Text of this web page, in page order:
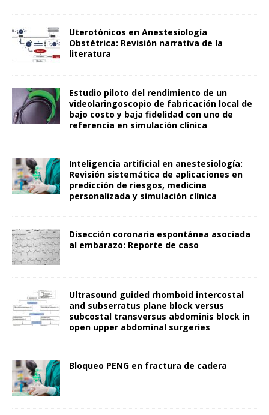
Uterotónicos en Anestesiología
Obstétrica: Revisión narrativa de la
literatura
Estudio piloto del rendimiento de un
videolaringoscopio de fabricación local de
bajo costo y baja fidelidad con uno de
referencia en simulación clínica
Inteligencia artificial en anestesiología:
Revisión sistemática de aplicaciones en
predicción de riesgos, medicina
personalizada y simulación clínica
Disección coronaria espontánea asociada
al embarazo: Reporte de caso
Ultrasound guided rhomboid intercostal
and subserratus plane block versus
subcostal transversus abdominis block in
open upper abdominal surgeries
Bloqueo PENG en fractura de cadera